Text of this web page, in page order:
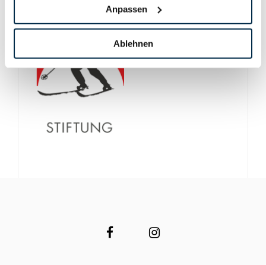
Anpassen
Ablehnen